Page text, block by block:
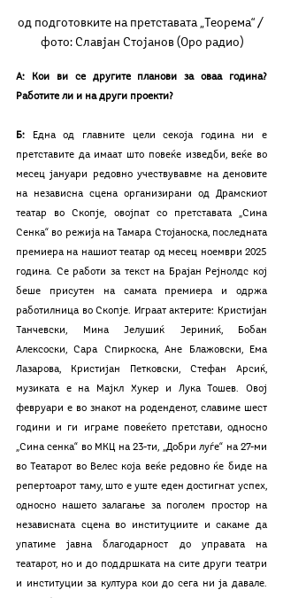
од подготовките на претставата „Теорема“ /
фото: Славјан Стојанов (Оро радио)
А: Кои ви се другите планови за оваа година?
Работите ли и на други проекти?
Б:
Една од главните цели секоја година ни е
претставите да имаат што повеќе изведби, веќе во
месец јануари редовно учествувавме на деновите
на независна сцена организирани од Драмскиот
театар во Скопје, овојпат со претставата „Сина
Сенка“ во режија на Тамара Стојаноска, последната
премиера на нашиот театар од месец ноември 2025
година. Се работи за текст на Брајан Рејнолдс кој
беше присутен на самата премиера и одржа
работилница во Скопје. Играат актерите: Кристијан
Танчевски, Мина Јелушиќ Јериниќ, Бобан
Алексоски, Сара Спиркоска, Ане Блажовски, Ема
Лазарова, Кристијан Петковски, Стефан Арсиќ,
музиката е на Мајкл Хукер и Лука Тошев. Овој
февруари е во знакот на роденденот, славиме шест
години и ги играме повеќето претстави, односно
„Сина сенка“ во МКЦ на 23-ти, „Добри луѓе“ на 27-ми
во Театарот во Велес која веќе редовно ќе биде на
репертоарот таму, што е уште еден достигнат успех,
односно нашето залагање за поголем простор на
независната сцена во институциите и сакаме да
упатиме јавна благодарност до управата на
театарот, но и до поддршката на сите други театри
и институции за култура кои до сега ни ја давале.